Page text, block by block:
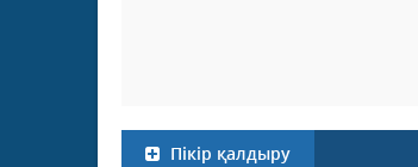
Пікір қалдыру